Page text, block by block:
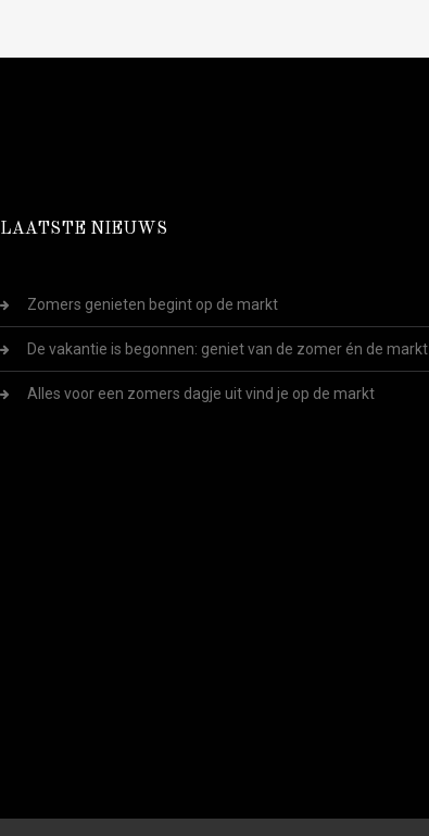
LAATSTE NIEUWS
Zomers genieten begint op de markt
De vakantie is begonnen: geniet van de zomer én de markt
Alles voor een zomers dagje uit vind je op de markt